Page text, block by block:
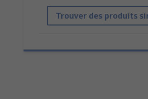
Trouver des produits